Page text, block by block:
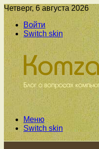
Четверг, 6 августа 2026
Войти
Switch skin
Меню
Switch skin